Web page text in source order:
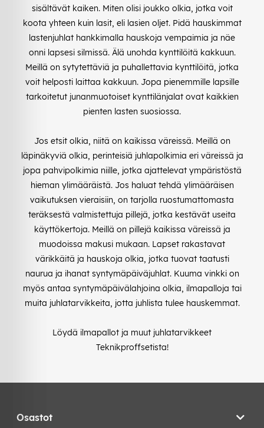
sisältävät kaiken. Miten olisi joukko olkia, jotka voit
koota yhteen kuin lasit, eli lasien oljet. Pidä hauskimmat
lastenjuhlat hankkimalla hauskoja vempaimia ja näe
onni lapsesi silmissä. Älä unohda kynttilöitä kakkuun.
Meillä on sytytettäviä ja puhallettavia kynttilöitä, jotka
voit helposti laittaa kakkuun. Jopa pienemmille lapsille
tarkoitetut junanmuotoiset kynttilänjalat ovat kaikkien
pienten lasten suosiossa.
Jos etsit olkia, niitä on kaikissa väreissä. Meillä on
läpinäkyviä olkia, perinteisiä juhlapolkimia eri väreissä ja
jopa pahvipolkimia niille, jotka ajattelevat ympäristöstä
hieman ylimääräistä. Jos haluat tehdä ylimääräisen
vaikutuksen vieraisiin, on tarjolla ruostumattomasta
teräksestä valmistettuja pillejä, jotka kestävät useita
käyttökertoja. Meillä on pillejä kaikissa väreissä ja
muodoissa makusi mukaan. Lapset rakastavat
värikkäitä ja hauskoja olkia, jotka tuovat taatusti
naurua ja ihanat syntymäpäiväjuhlat. Kuuma vinkki on
myös antaa syntymäpäivälahjoina olkia, ilmapalloja tai
muita juhlatarvikkeita, jotta juhlista tulee hauskemmat.
Löydä ilmapallot ja muut juhlatarvikkeet
Teknikproffsetista!
Osastot